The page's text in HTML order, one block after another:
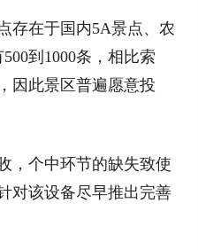
在于国内5A景点、农
到1000条，相比索
因此景区普遍愿意投
个中环节的缺失致使
对该设备尽早推出完善